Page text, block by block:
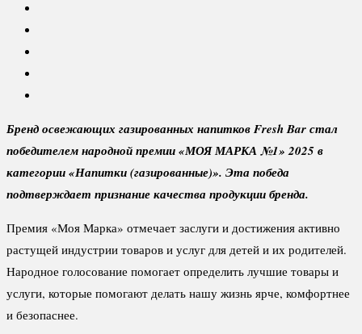
Бренд освежающих газированных напитков Fresh Bar стал
победителем народной премии «МОЯ МАРКА №1» 2025 в
категории «Напитки (газированные)». Эта победа
подтверждает признание качества продукции бренда.
Премия «Моя Марка» отмечает заслуги и достижения активно
растущей индустрии товаров и услуг для детей и их родителей.
Народное голосование помогает определить лучшие товары и
услуги, которые помогают делать нашу жизнь ярче, комфортнее
и безопаснее.